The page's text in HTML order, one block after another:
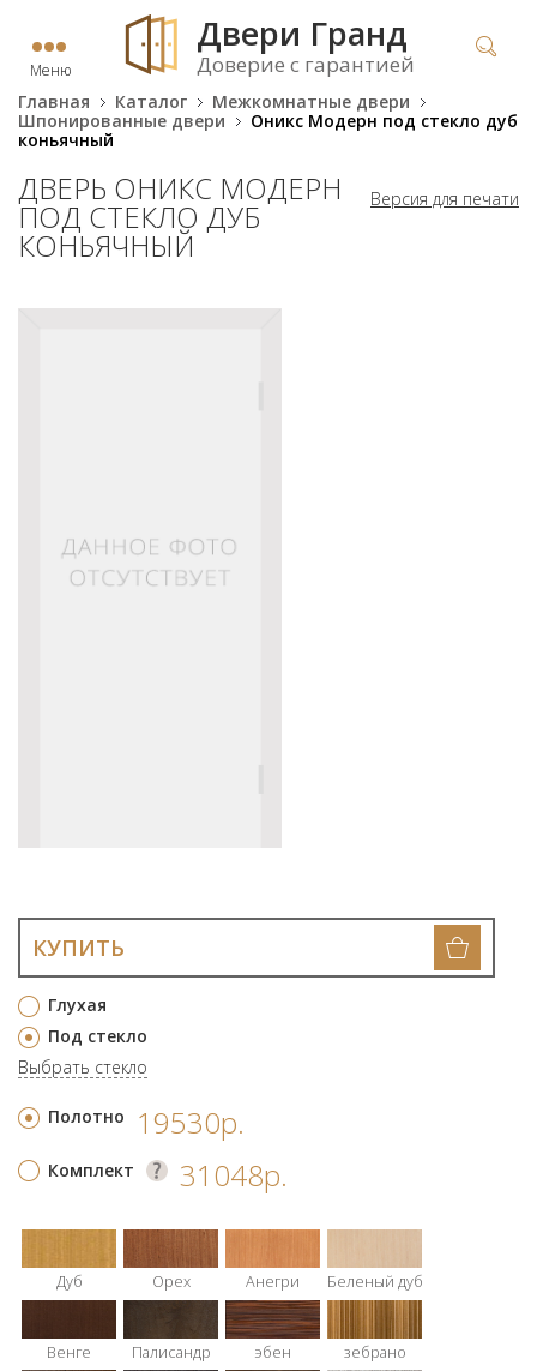
Меню
Двери Гранд
Доверие с гарантией
Главная Каталог
Межкомнатные двери
Шпонированные двери
Оникс Модерн под стекло дуб
коньячный
Версия для печати
ДВЕРЬ ОНИКС МОДЕРН
ПОД СТЕКЛО ДУБ
КОНЬЯЧНЫЙ
Глухая
Под стекло
Выбрать стекло
КУПИТЬ
Полотно 19530р.
Комплект 31048р.
Дуб Орех Анегри Беленый дуб
Венге Палисандр эбен зебрано